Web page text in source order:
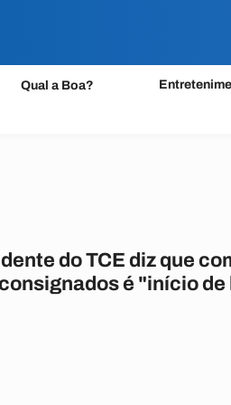
Qual a Boa?
do TCE diz que
é "início de